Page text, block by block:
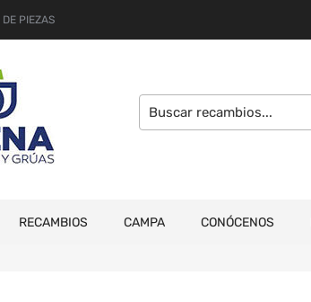
PIEZAS
RECAMBIOS CAMPA CONÓCENOS